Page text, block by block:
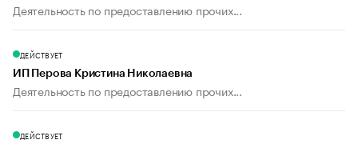
Деятельность по предоставлению прочих...
ДЕЙСТВУЕТ
ИП Перова Кристина Николаевна
Деятельность по предоставлению прочих...
ДЕЙСТВУЕТ